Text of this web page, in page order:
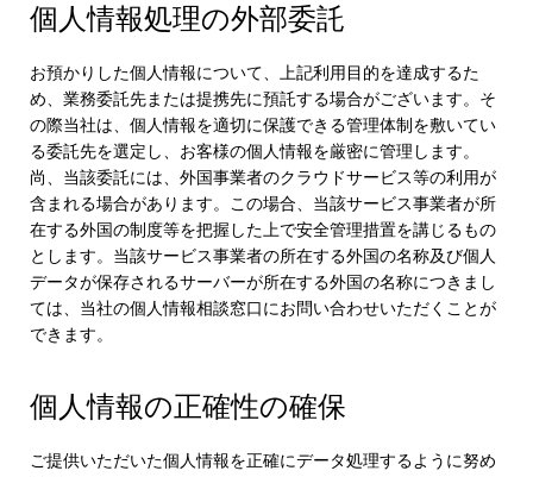
個人情報処理の外部委託
お預かりした個人情報について、上記利用目的を達成するた
め、業務委託先または提携先に預託する場合がございます。そ
の際当社は、個人情報を適切に保護できる管理体制を敷いてい
る委託先を選定し、お客様の個人情報を厳密に管理します。
尚、当該委託には、外国事業者のクラウドサービス等の利用が
含まれる場合があります。この場合、当該サービス事業者が所
在する外国の制度等を把握した上で安全管理措置を講じるもの
とします。当該サービス事業者の所在する外国の名称及び個人
データが保存されるサーバーが所在する外国の名称につきまし
ては、当社の個人情報相談窓口にお問い合わせいただくことが
できます。
個人情報の正確性の確保
ご提供いただいた個人情報を正確にデータ処理するように努め